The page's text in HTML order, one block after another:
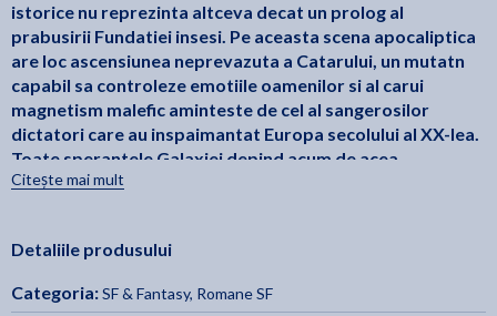
istorice nu reprezinta altceva decat un prolog al
prabusirii Fundatiei insesi. Pe aceasta scena apocaliptica
are loc ascensiunea neprevazuta a Catarului, un mutatn
capabil sa controleze emotiile oamenilor si al carui
magnetism malefic aminteste de cel al sangerosilor
dictatori care au inspaimantat Europa secolului al XX-lea.
Toate sperantele Galaxiei depind acum de acea
misterioasa A Doua Fundatie, singura care ar putea
•Fundatia
Citește mai mult
Detaliile produsului
Categoria:SF & Fantasy, Romane SF